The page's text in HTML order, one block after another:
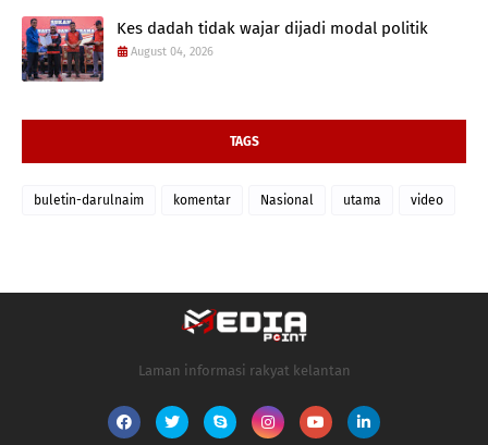
Kes dadah tidak wajar dijadi modal politik
August 04, 2026
TAGS
buletin-darulnaim komentar Nasional utama video
Laman informasi rakyat kelantan